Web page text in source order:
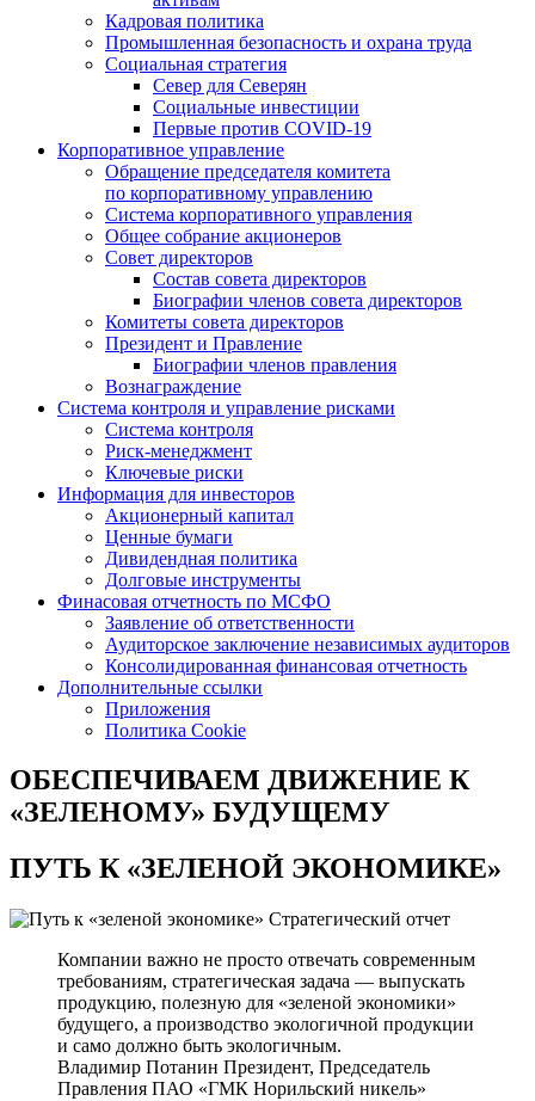
Кадровая политика
Промышленная безопасность и охрана труда
Социальная стратегия
Север для Северян
Социальные инвестиции
Первые против COVID‑19
Корпоративное управление
Обращение председателя комитета
по корпоративному управлению
Система корпоративного управления
Общее собрание акционеров
Совет директоров
Состав совета директоров
Биографии членов совета директоров
Комитеты совета директоров
Президент и Правление
Биографии членов правления
Вознаграждение
Система контроля и управление рисками
Система контроля
Риск-менеджмент
Ключевые риски
Информация для инвесторов
Акционерный капитал
Ценные бумаги
Дивидендная политика
Долговые инструменты
Финасовая отчетность по МСФО
Заявление об ответственности
Аудиторское заключение независимых аудиторов
Консолидированная финансовая отчетность
Дополнительные ссылки
Приложения
Политика Cookie
ОБЕСПЕЧИВАЕМ ДВИЖЕНИЕ К
«ЗЕЛЕНОМУ» БУДУЩЕМУ
ПУТЬ К«ЗЕЛЕНОЙ ЭКОНОМИКЕ»
Стратегический отчет
Компании важно не просто отвечать современным
требованиям, стратегическая задача — выпускать
продукцию, полезную для «зеленой экономики»
будущего, а производство экологичной продукции
и само должно быть экологичным.
Владимир Потанин Президент, Председатель
Правления ПАО «ГМК Норильский никель»